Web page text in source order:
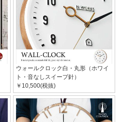
ウォールクロック白・丸形（ホワイ
ト・音なしスイープ針）
￥10,500(税抜)